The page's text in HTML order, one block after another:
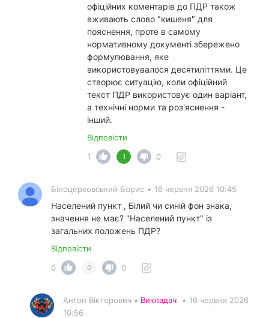
офіційних коментарів до ПДР також
вживають слово "кишеня" для
пояснення, проте в самому
нормативному документі збережено
формулювання, яке
використовувалося десятиліттями. Це
створює ситуацію, коли офіційний
текст ПДР використовує один варіант,
а технічні норми та роз'яснення -
інший.
Відповісти
1
1 0
Білоцерковський Борис • 16 червня 2026 10:45
Населений пункт , Білий чи синій фон знака,
значення не має? "Населений пункт" із
загальних положень ПДР?
Відповісти
0
0 0
Антон Вікторович • Викладач • 16 червня 2026
10:56